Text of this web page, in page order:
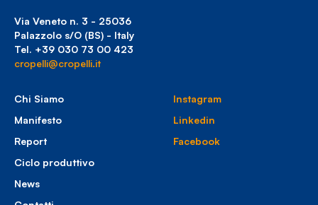
Via Veneto n. 3 - 25036
Palazzolo s/O (BS) - Italy
Tel. +39 030 73 00 423
cropelli@cropelli.it
Chi Siamo
Manifesto
Report
Ciclo produttivo
News
Instagram
Linkedin
Facebook